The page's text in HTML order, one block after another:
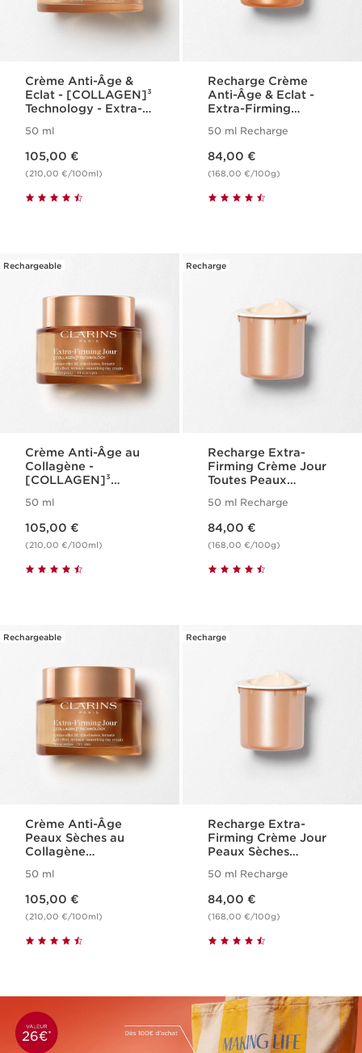
Crème Anti-Âge &
Eclat - [COLLAGEN]³
Technology - Extra-
50 ml
105,00 €
(210,00 €/100ml)
Recharge Crème
Anti-Âge & Eclat -
Extra-Firming
[COLLAGEN]³
TECHNOLOGY
50 ml Recharge
84,00 €
(168,00 €/100g)
Rechargeable
Crème Anti-Âge au
Collagène -
[COLLAGEN]³
Firming
50 ml
105,00 €
(210,00 €/100ml)
Recharge
Recharge Extra-
Firming Crème Jour
Toutes Peaux
Technology
50 ml Recharge
84,00 €
(168,00 €/100g)
Rechargeable
Crème Anti-Âge
Peaux Sèches au
Collagène
Technology - Extra-
Firming
50 ml
105,00 €
(210,00 €/100ml)
Recharge
Recharge Extra-
Firming Crème Jour
Peaux Sèches
Technology
50 ml Recharge
84,00 €
(168,00 €/100g)